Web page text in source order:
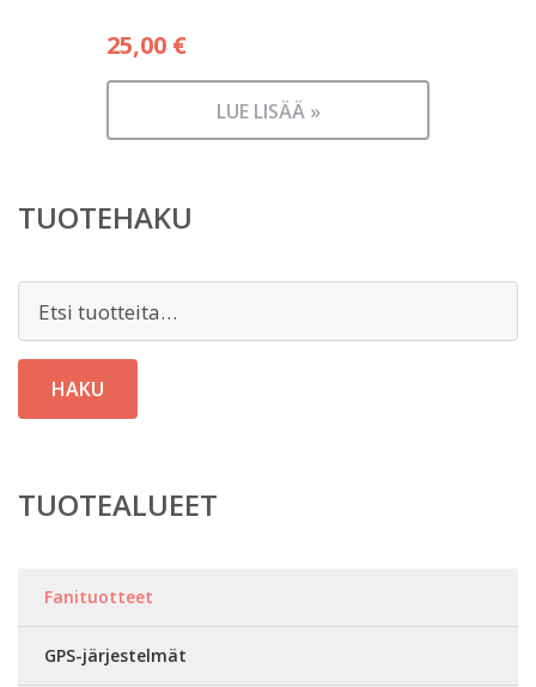
25,00 €
LUE LISÄÄ »
TUOTEHAKU
HAKU
TUOTEALUEET
Fanituotteet
GPS-järjestelmät